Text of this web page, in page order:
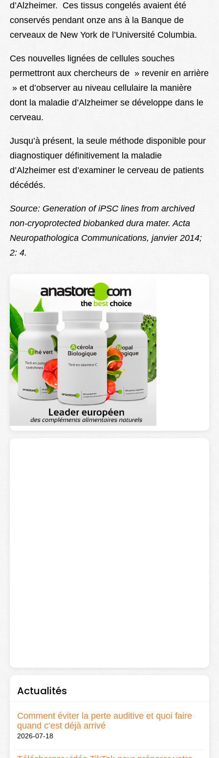
d’Alzheimer. Ces tissus congelés avaient été
conservés pendant onze ans à la Banque de
cerveaux de New York de l’Université Columbia.
Ces nouvelles lignées de cellules souches
permettront aux chercheurs de » revenir en arrière
» et d’observer au niveau cellulaire la manière
dont la maladie d’Alzheimer se développe dans le
cerveau.
Jusqu’à présent, la seule méthode disponible pour
diagnostiquer définitivement la maladie
d’Alzheimer est d’examiner le cerveau de patients
décédés.
Source: Generation of iPSC lines from archived
non-cryoprotected biobanked dura mater. Acta
Neuropathologica Communications, janvier 2014;
2: 4.
Actualités
Comment éviter la perte auditive et quoi faire
quand c’est déjà arrivé
2026-07-18